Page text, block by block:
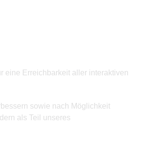
eine Erreichbarkeit aller interaktiven
sowie nach Möglichkeit
als Teil unseres